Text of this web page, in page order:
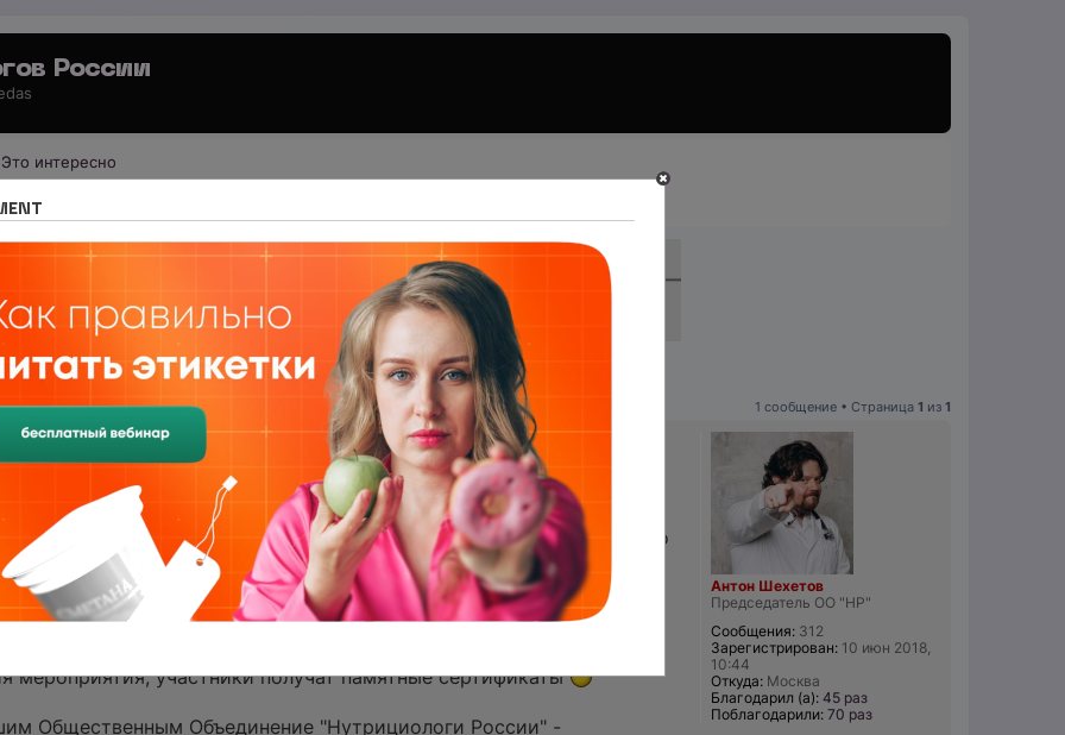
России
Это интересно
издание Nutritiologists
конгресс «Все о макронутриентах»
1 сообщение • Страница 1 из 1
Антон Шехетов
Председатель ОО "НР"
Сообщения: 312
Зарегистрирован: 10 июн 2018,
10:44
Откуда: Москва
Благодарил (а): 45 раз
Поблагодарили: 70 раз
конгресс «Все о
темой здорового питания на онлайн-конгресс "Всё о
мероприятия, участники получат памятные сертификаты
Общественным Объединение "Нутрициологи России" -